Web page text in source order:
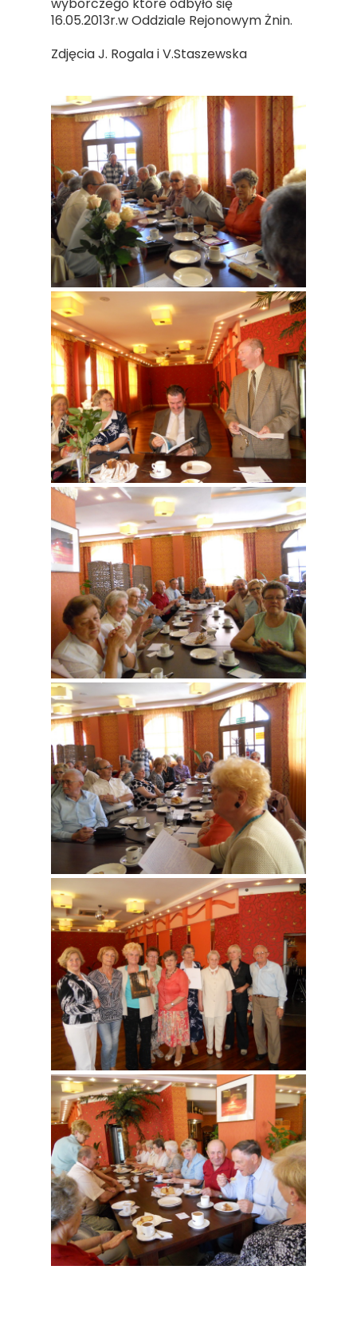
16.05.2013r.w Oddziale Rejonowym Żnin.
Zdjęcia J. Rogala i V.Staszewska